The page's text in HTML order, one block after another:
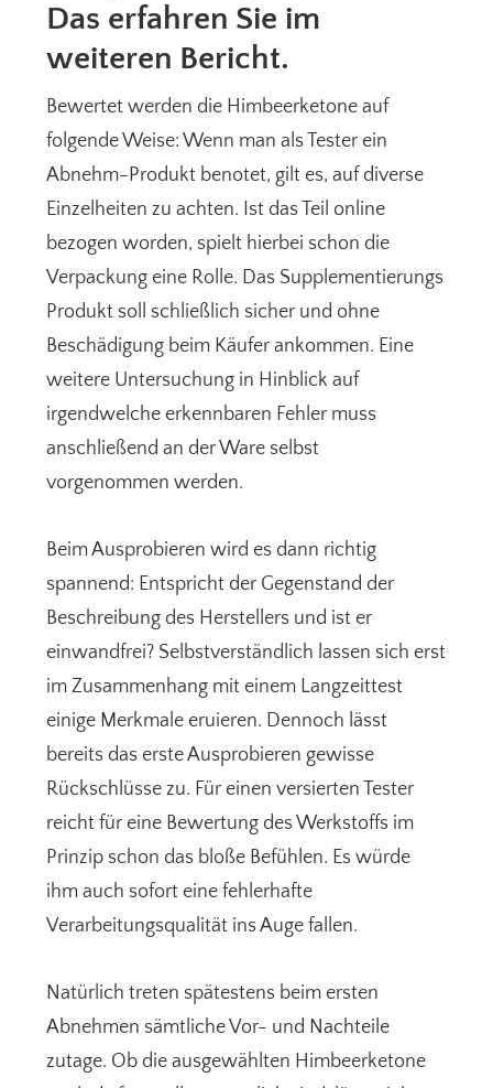
Das erfahren Sie im
weiteren Bericht.
Bewertet werden die Himbeerketone auf
folgende Weise: Wenn man als Tester ein
Abnehm-Produkt benotet, gilt es, auf diverse
Einzelheiten zu achten. Ist das Teil online
bezogen worden, spielt hierbei schon die
Verpackung eine Rolle. Das Supplementierungs
Produkt soll schließlich sicher und ohne
Beschädigung beim Käufer ankommen. Eine
weitere Untersuchung in Hinblick auf
irgendwelche erkennbaren Fehler muss
anschließend an der Ware selbst
vorgenommen werden.
Beim Ausprobieren wird es dann richtig
spannend: Entspricht der Gegenstand der
Beschreibung des Herstellers und ist er
einwandfrei? Selbstverständlich lassen sich erst
im Zusammenhang mit einem Langzeittest
einige Merkmale eruieren. Dennoch lässt
bereits das erste Ausprobieren gewisse
Rückschlüsse zu. Für einen versierten Tester
reicht für eine Bewertung des Werkstoffs im
Prinzip schon das bloße Befühlen. Es würde
ihm auch sofort eine fehlerhafte
Verarbeitungsqualität ins Auge fallen.
Natürlich treten spätestens beim ersten
Abnehmen sämtliche Vor- und Nachteile
zutage. Ob die ausgewählten Himbeerketone